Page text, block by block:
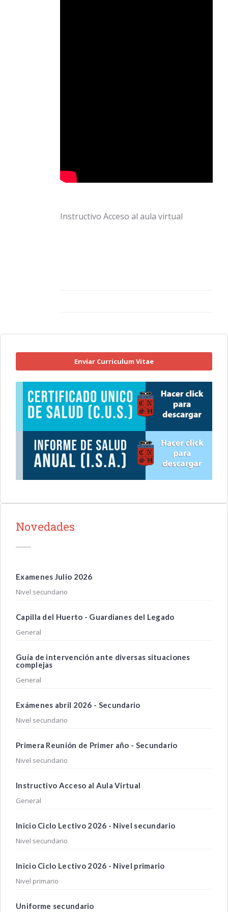
Instructivo Acceso al aula virtual
Enviar Curriculum Vitae
Novedades
Examenes Julio 2026
Nivel secundario
Capilla del Huerto - Guardianes del Legado
General
Guía de intervención ante diversas situaciones
complejas
General
Exámenes abril 2026 - Secundario
Nivel secundario
Primera Reunión de Primer año - Secundario
Nivel secundario
Instructivo Acceso al Aula Virtual
General
Inicio Ciclo Lectivo 2026 - Nivel secundario
Nivel secundario
Inicio Ciclo Lectivo 2026 - Nivel primario
Nivel primario
Uniforme secundario